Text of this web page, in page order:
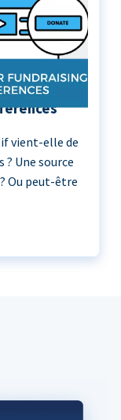
:
vient-elle de
Une source
Ou peut-être